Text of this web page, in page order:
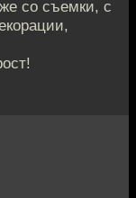
со съемки, с